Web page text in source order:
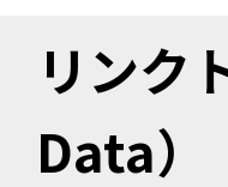
リンク
Data）